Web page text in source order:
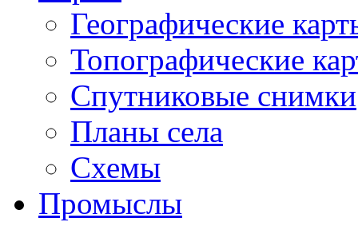
Географические
Топографические
Спутниковые снимки
Планы села
Схемы
Промыслы